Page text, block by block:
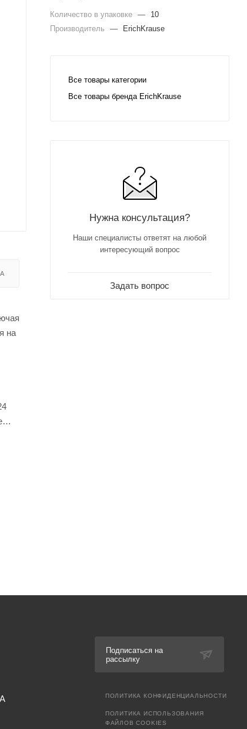
на
Количество в упаковке —
10
Производитель
— ErichKrause
Все товары категории
Все товары бренда ErichKrause
Нужна консультация?
Наши специалисты ответят на любой
интересующий вопрос
Задать вопрос
Подписаться на
рассылку
ПОЛИТИКА КОНФИДЕНЦИАЛЬНОСТИ
ПОЛИТИКА ИСПОЛЬЗОВАНИЯ
ФАЙЛОВ COOKIES